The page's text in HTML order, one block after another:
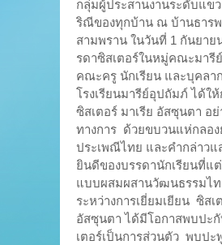
กลุ่มผู้ประสานงานระดับแข
ริณีของทุกบ้าน ณ บ้านธาร
สามพราน ในวันที่ 1 กันยาย
รดาซิสเตอร์ในหมู่คณะมารี
คณะครู นักเรียน และบุคลา
โรงเรียนมารีย์อุปถัมภ์ ได้ใ
ซิสเตอร์ มาเรีย อัสซุนตา อย่
ทางการ ด้วยขบวนแห่กลอง
ประเพณีไทย และคำกล่าวแ
ยินดีของบรรดานักเรียนที่แ
แบบผสมผสานวัฒนธรรมไ
ระหว่างการเยี่ยมเยียน ซิสเ
อัสซุนตา ได้มีโอกาสพบปะ
เตอร์เป็นการส่วนตัว พบปะ